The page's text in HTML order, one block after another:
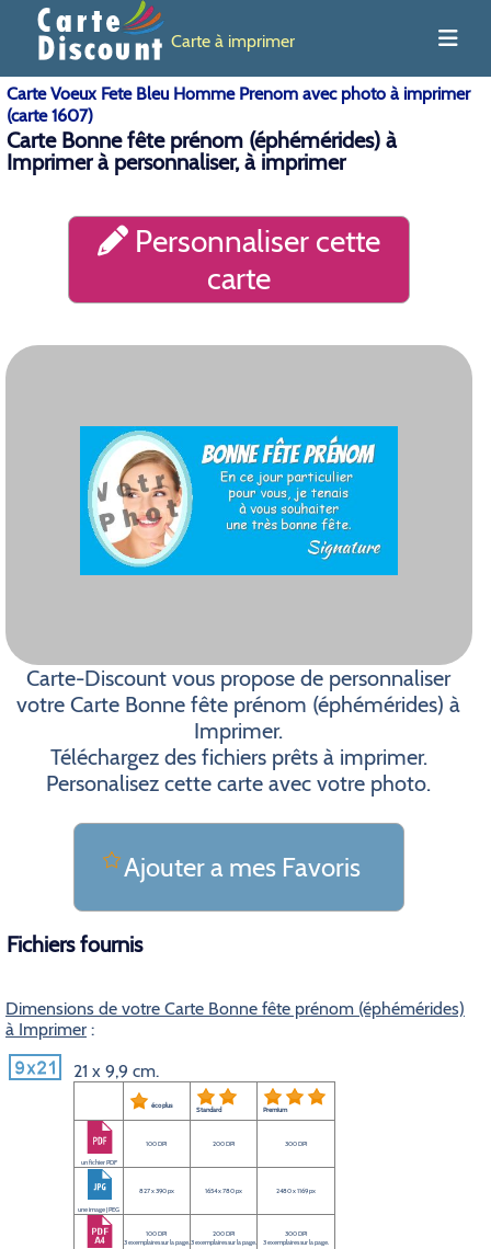
Carte à imprimer
Carte Voeux Fete Bleu Homme Prenom avec photo à imprimer
(carte 1607)
Carte Bonne fête prénom (éphémérides) à
Imprimer à personnaliser, à imprimer
Personnaliser cette
carte
Carte-Discount vous propose de personnaliser
votre Carte Bonne fête prénom (éphémérides) à
Imprimer.
Téléchargez des fichiers prêts à imprimer.
Personalisez cette carte avec votre photo.
Ajouter a mes Favoris
Fichiers fournis
Dimensions de votre Carte Bonne fête prénom (éphémérides)
à Imprimer :
21 x 9,9 cm.
éco plus Standard Premium
un fichier PDF
100 DPI 200 DPI 300 DPI
une image JPEG
827 x 390 px 1654 x 780 px 2480 x 1169 px
100 DPI
3 exemplaires sur la page.
200 DPI
3 exemplaires sur la page.
300 DPI
3 exemplaires sur la page.